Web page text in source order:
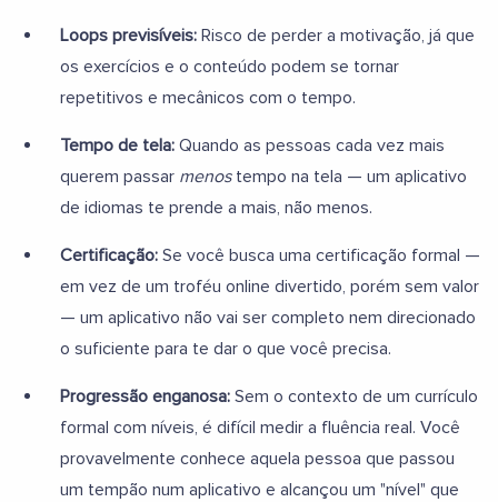
Loops previsíveis: Risco de perder a motivação, já que
os exercícios e o conteúdo podem se tornar
repetitivos e mecânicos com o tempo.
Tempo de tela: Quando as pessoas cada vez mais
querem passar menostempo na tela — um aplicativo
de idiomas te prende a mais, não menos.
Certificação: Se você busca uma certificação formal —
em vez de um troféu online divertido, porém sem valor
— um aplicativo não vai ser completo nem direcionado
o suficiente para te dar o que você precisa.
Progressão enganosa: Sem o contexto de um currículo
formal com níveis, é difícil medir a fluência real. Você
provavelmente conhece aquela pessoa que passou
um tempão num aplicativo e alcançou um "nível" que